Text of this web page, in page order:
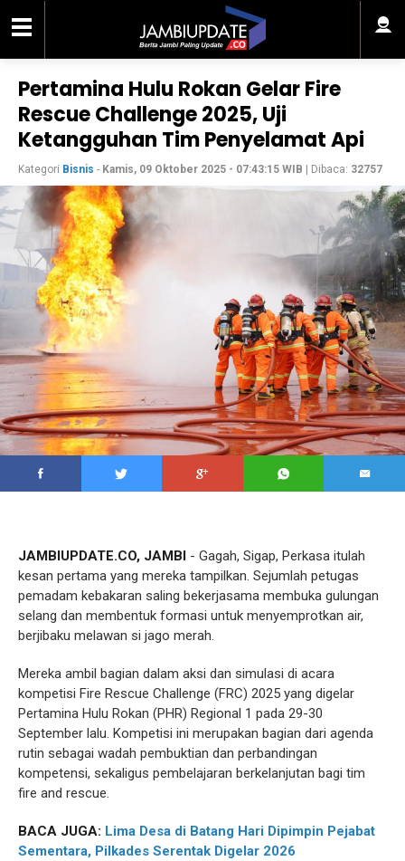
Pertamina Hulu Rokan Gelar Fire
Rescue Challenge 2025, Uji
Ketangguhan Tim Penyelamat Api
Kategori Bisnis - Kamis, 09 Oktober 2025 - 07:43:15 WIB | Dibaca: 32757
JAMBIUPDATE.CO, JAMBI - Gagah, Sigap, Perkasa itulah
kesan pertama yang mereka tampilkan. Sejumlah petugas
pemadam kebakaran saling bekerjasama membuka gulungan
selang dan membentuk formasi untuk menyemprotkan air,
berjibaku melawan si jago merah.
Mereka ambil bagian dalam aksi dan simulasi di acara
kompetisi Fire Rescue Challenge (FRC) 2025 yang digelar
Pertamina Hulu Rokan (PHR) Regional 1 pada 29-30
September lalu. Kompetisi ini merupakan bagian dari agenda
rutin sebagai wadah pembuktian dan perbandingan
kompetensi, sekaligus pembelajaran berkelanjutan bagi tim
fire and rescue.
BACA JUGA: Lima Desa di Batang Hari Dipimpin Pejabat
Sementara, Pilkades Serentak Digelar 2026